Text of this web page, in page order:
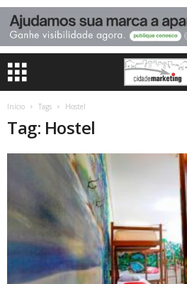
Início Tags Hostel
Tag: Hostel